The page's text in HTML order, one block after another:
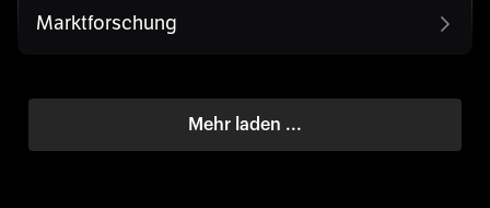
Marktforschung
Mehr laden ...